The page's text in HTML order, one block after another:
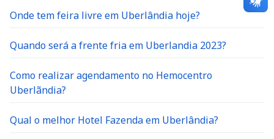
Onde tem feira livre em Uberlândia hoje?
Quando será a frente fria em Uberlandia 2023?
Como realizar agendamento no Hemocentro
Uberlãndia?
Qual o melhor Hotel Fazenda em Uberlândia?